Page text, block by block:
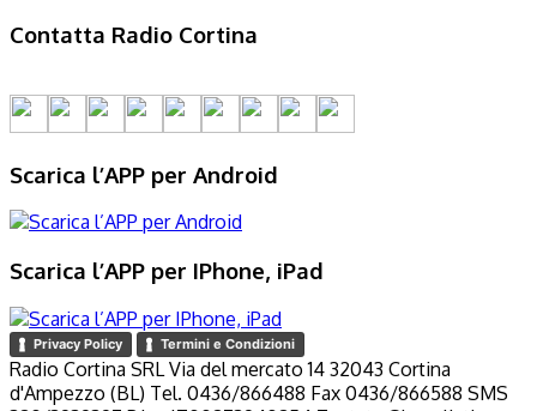
Contatta Radio Cortina
Scarica l’APP per Android
Scarica l’APP per IPhone, iPad
Privacy Policy Termini e Condizioni
Radio Cortina SRL Via del mercato 14 32043 Cortina
d'Ampezzo (BL) Tel. 0436/866488 Fax 0436/866588 SMS